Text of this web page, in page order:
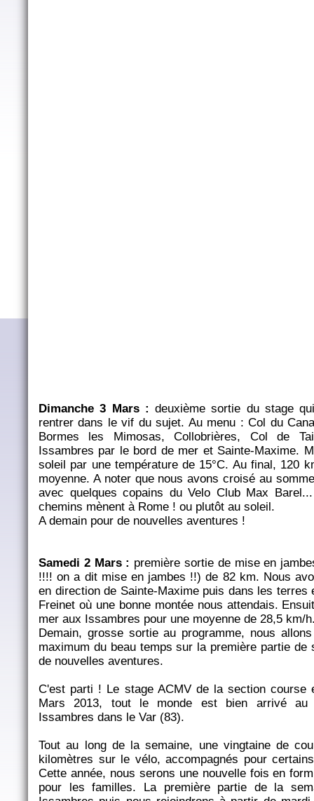
Dimanche 3 Mars : deuxième sortie du stage
rentrer dans le vif du sujet. Au menu : Col du
Bormes les Mimosas, Collobrières, Col de
Issambres par le bord de mer et Sainte-Maxime.
soleil par une température de 15°C. Au final, 120
moyenne. A noter que nous avons croisé au
avec quelques copains du Velo Club Max
chemins mènent à Rome ! ou plutôt au soleil.
A demain pour de nouvelles aventures !
Samedi 2 Mars : première sortie de mise en
!!!! on a dit mise en jambes !!) de 82 km. Nous
en direction de Sainte-Maxime puis dans les terres
Freinet où une bonne montée nous attendais.
mer aux Issambres pour une moyenne de 28,5 km/
Demain, grosse sortie au programme, nous
maximum du beau temps sur la première partie de
de nouvelles aventures.
C'est parti ! Le stage ACMV de la section course
Mars 2013, tout le monde est bien arrivé au
Issambres dans le Var (83).
Tout au long de la semaine, une vingtaine de
kilomètres sur le vélo, accompagnés pour
Cette année, nous serons une nouvelle fois en
pour les familles. La première partie de la